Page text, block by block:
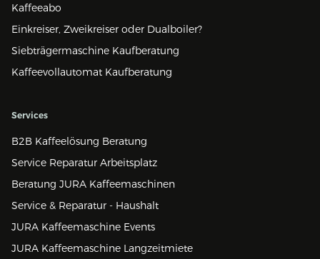
Kaffeeabo
Einkreiser, Zweikreiser oder Dualboiler?
Siebträgermaschine Kaufberatung
Kaffeevollautomat Kaufberatung
Services
B2B Kaffeelösung Beratung
Service Reparatur Arbeitsplatz
Beratung JURA Kaffeemaschinen
Service & Reparatur - Haushalt
JURA Kaffeemaschine Events
JURA Kaffeemaschine Langzeitmiete